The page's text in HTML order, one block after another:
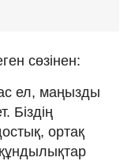
сөзінен:
ел, маңызды
Біздің
ортақ